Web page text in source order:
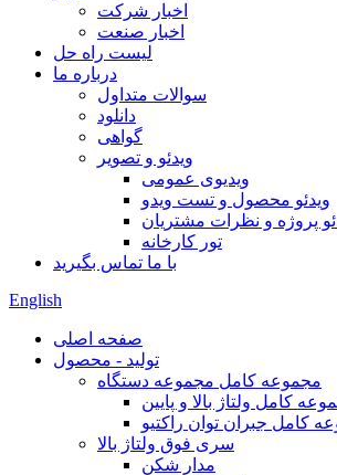
اخبار شرکت
اخبار صنعت
لیست راه حل
درباره ما
سوالات متداول
دانلود
گواهی
ویدئو و تصویر
ویدیوی عمومی
ویدئو محصول و تست ویدو
پروژه و نظرات مشتریان
تور کارخانه
با ما تماس بگیرید
English
صفحه اصلی
تولید - محصول
مجموعه کامل مجموعه دستگاه
کامل ولتاژ بالا و پایین
کامل جبران توان راکتیو
سری فوق ولتاژ بالا
مدار شکن